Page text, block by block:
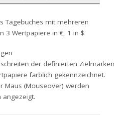
Tagebuches mit mehreren
3 Wertpapiere in €, 1 in $
der definierten Zielmarken
farblich gekennzeichnet.
Maus (Mouseover) werden
angezeigt.